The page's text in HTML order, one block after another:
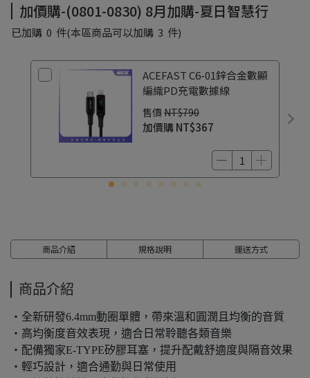
加價購-(0801-0830) 8月加購-夏日智慧行
已加購 0 件(本區商品可以加購 3 件)
ACEFAST C6-01鋅合金數顯
編織PD充電數據線
售價 NT$790
加價購NT$367
商品介紹 規格說明 運送方式
商品介紹
・全新研發6.4mm動圈單體，帶來溫和圓潤且均衡的音質
・高均衡度音效表現，適合日常聆聽各類音樂
・配備獨家E-TYPE矽膠耳塞，提升配戴舒適度與隔音效果
・輕巧設計，適合通勤與日常使用